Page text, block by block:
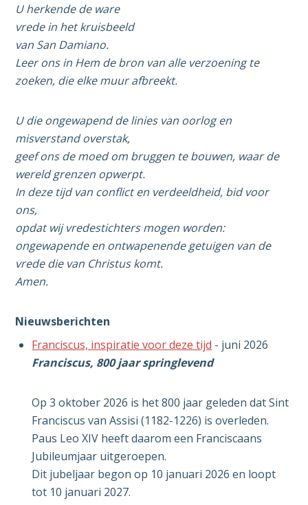
U herkende de ware
vrede in het kruisbeeld
van San Damiano.
Leer ons in Hem de bron van alle verzoening te
zoeken, die elke muur afbreekt.
U die ongewapend de linies van oorlog en
misverstand overstak,
geef ons de moed om bruggen te bouwen, waar de
wereld grenzen opwerpt.
In deze tijd van conflict en verdeeldheid, bid voor
ons,
opdat wij vredestichters mogen worden:
ongewapende en ontwapenende getuigen van de
vrede die van Christus komt.
Amen.
Nieuwsberichten
Franciscus, inspiratie voor deze tijd - juni 2026
Franciscus, 800 jaar springlevend
Op 3 oktober 2026 is het 800 jaar geleden dat Sint
Franciscus van Assisi (1182-1226) is overleden.
Paus Leo XIV heeft daarom een Franciscaans
Jubileumjaar uitgeroepen.
Dit jubeljaar begon op 10 januari 2026 en loopt
tot 10 januari 2027.